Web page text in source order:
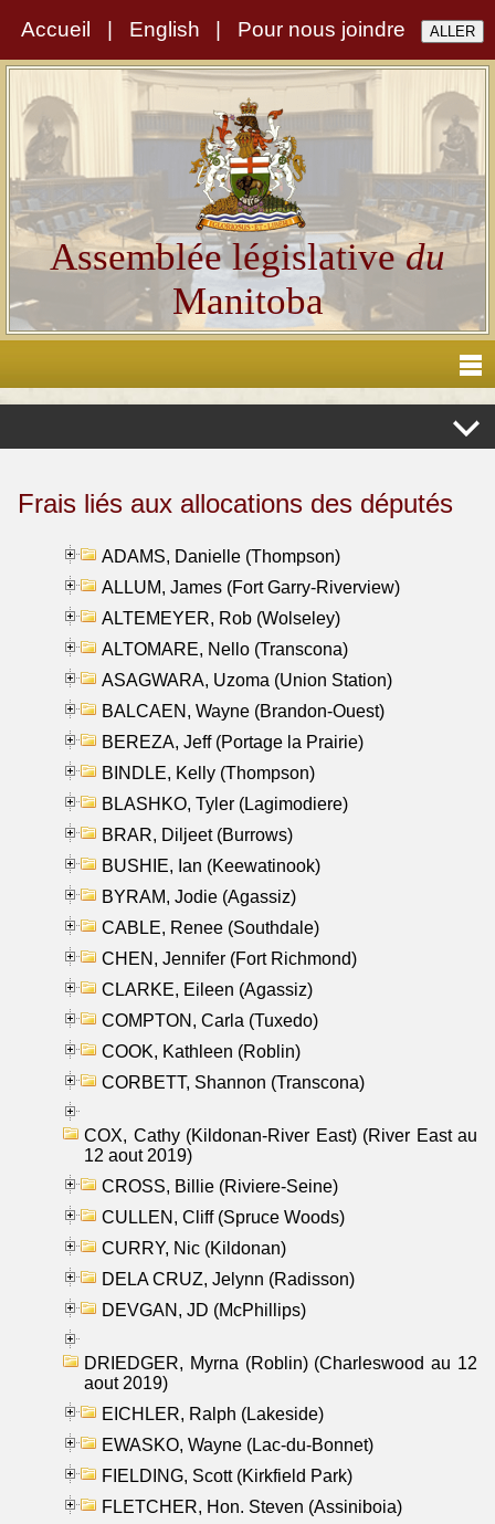
Accueil English Pour nous joindre
Assemblée législativedu
Manitoba
Frais liés aux allocations des députés
ADAMS, Danielle (Thompson)
ALLUM, James (Fort Garry-Riverview)
ALTEMEYER, Rob (Wolseley)
ALTOMARE, Nello (Transcona)
ASAGWARA, Uzoma (Union Station)
BALCAEN, Wayne (Brandon-Ouest)
BEREZA, Jeff (Portage la Prairie)
BINDLE, Kelly (Thompson)
BLASHKO, Tyler (Lagimodiere)
BRAR, Diljeet (Burrows)
BUSHIE, Ian (Keewatinook)
BYRAM, Jodie (Agassiz)
CABLE, Renee (Southdale)
CHEN, Jennifer (Fort Richmond)
CLARKE, Eileen (Agassiz)
COMPTON, Carla (Tuxedo)
COOK, Kathleen (Roblin)
CORBETT, Shannon (Transcona)
COX, Cathy (Kildonan-River East) (River East au
12 aout 2019)
CROSS, Billie (Riviere-Seine)
CULLEN, Cliff (Spruce Woods)
CURRY, Nic (Kildonan)
DELA CRUZ, Jelynn (Radisson)
DEVGAN, JD (McPhillips)
DRIEDGER, Myrna (Roblin) (Charleswood au 12
aout 2019)
EICHLER, Ralph (Lakeside)
EWASKO, Wayne (Lac-du-Bonnet)
FIELDING, Scott (Kirkfield Park)
FLETCHER, Hon. Steven (Assiniboia)